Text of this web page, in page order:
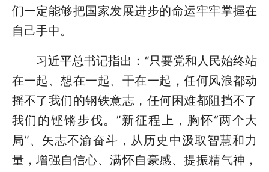
们一定能够把国家发展进步的命运牢牢掌握在
自己手中。
习近平总书记指出：“只要党和人民始终站
在一起、想在一起、干在一起，任何风浪都动
摇不了我们的钢铁意志，任何困难都阻挡不了
我们的铿锵步伐。”新征程上，胸怀“两个大
局”、矢志不渝奋斗，从历史中汲取智慧和力
量，增强自信心、满怀自豪感、提振精气神，